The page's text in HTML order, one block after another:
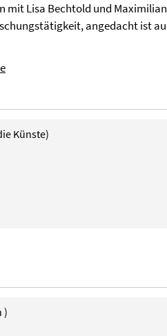
Lisa Bechtold und Maximilian
angedacht ist
Künste)
)